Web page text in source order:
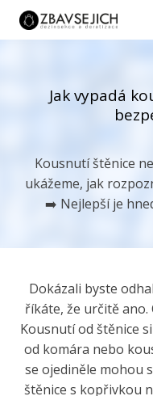
Jak vypadá
Kousnutí štěnice
ukážeme, jak
➡️ Nejlepší je
Dokázali byste
říkáte, že určitě ano.
Kousnutí od štěnice
od komára nebo
se ojediněle mohou
štěnice s kopřivkou